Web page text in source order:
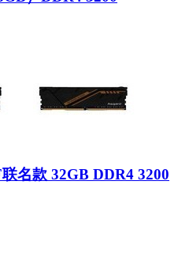
名款 32GB DDR4 3200